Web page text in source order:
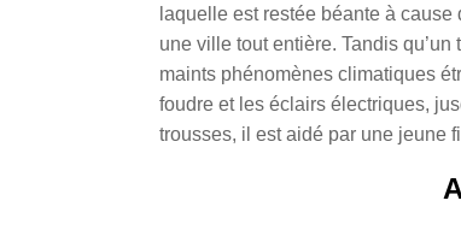
laquelle est restée béante à
une ville tout entière. Tandis
maints phénomènes climatiques
foudre et les éclairs électriques,
trousses, il est aidé par une jeune